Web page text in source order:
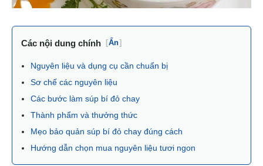
Các nội dung chính [Ẩn]
Nguyên liệu và dụng cụ cần chuẩn bị
Sơ chế các nguyên liệu
Các bước làm súp bí đỏ chay
Thành phẩm và thưởng thức
Mẹo bảo quản súp bí đỏ chay đúng cách
Hướng dẫn chọn mua nguyên liệu tươi ngon